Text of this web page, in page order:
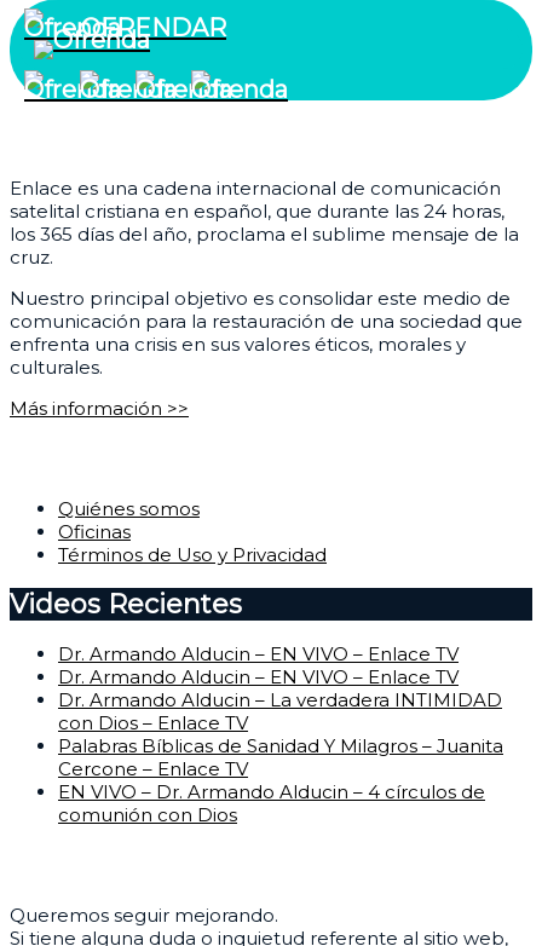
OFRENDAR
Enlace es una cadena internacional de comunicación
satelital cristiana en español, que durante las 24 horas,
los 365 días del año, proclama el sublime mensaje de la
cruz.
Nuestro principal objetivo es consolidar este medio de
comunicación para la restauración de una sociedad que
enfrenta una crisis en sus valores éticos, morales y
culturales.
Más información >>
Quiénes somos
Oficinas
Términos de Uso y Privacidad
Videos Recientes
Dr. Armando Alducin – EN VIVO – Enlace TV
Dr. Armando Alducin – EN VIVO – Enlace TV
Dr. Armando Alducin – La verdadera INTIMIDAD
con Dios – Enlace TV
Palabras Bíblicas de Sanidad Y Milagros – Juanita
Cercone – Enlace TV
EN VIVO – Dr. Armando Alducin – 4 círculos de
comunión con Dios
Queremos seguir mejorando.
Si tiene alguna duda o inquietud referente al sitio web,